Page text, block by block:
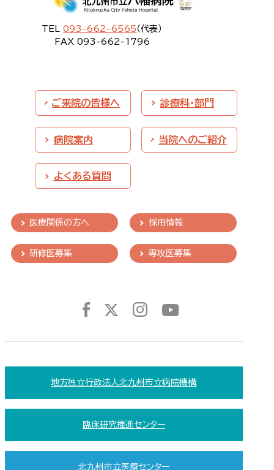
TEL093-662-6565 （代表）
FAX 093-662-1796
ご来院の皆様へ 診療科・部門
病院案内 当院へのご紹介
よくある質問
医療関係の方へ 採用情報
研修医募集 専攻医募集
地方独立行政法人北九州市立病院機構
臨床研究推進センター
北九州市立医療センター